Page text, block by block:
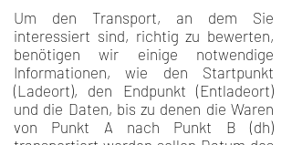
Um den Transport, an dem Sie
interessiert sind, richtig zu bewerten,
benötigen wir einige notwendige
Informationen, wie den Startpunkt
(Ladeort), den Endpunkt (Entladeort)
und die Daten, bis zu denen die Waren
von Punkt A nach Punkt B (dh)